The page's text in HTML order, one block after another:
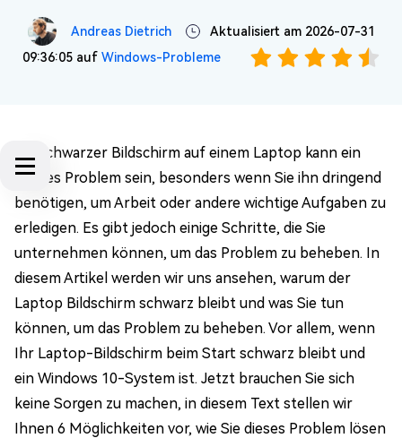
Andreas Dietrich
Aktualisiert am 2026-07-31
09:36:05 auf Windows-Probleme
Ein schwarzer Bildschirm auf einem Laptop kann ein
großes Problem sein, besonders wenn Sie ihn dringend
benötigen, um Arbeit oder andere wichtige Aufgaben zu
erledigen. Es gibt jedoch einige Schritte, die Sie
unternehmen können, um das Problem zu beheben. In
diesem Artikel werden wir uns ansehen, warum der
Laptop Bildschirm schwarz bleibt und was Sie tun
können, um das Problem zu beheben. Vor allem, wenn
Ihr Laptop-Bildschirm beim Start schwarz bleibt und
ein Windows 10-System ist. Jetzt brauchen Sie sich
keine Sorgen zu machen, in diesem Text stellen wir
Ihnen 6 Möglichkeiten vor, wie Sie dieses Problem lösen